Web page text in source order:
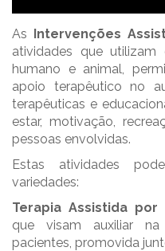
As Intervenções
atividades que utilizam
humano e animal,
apoio terapêutico no
terapêuticas e
estar, motivação,
pessoas envolvidas.
Estas atividades
variedades:
Terapia Assistida por
que visam auxiliar
pacientes, promovida